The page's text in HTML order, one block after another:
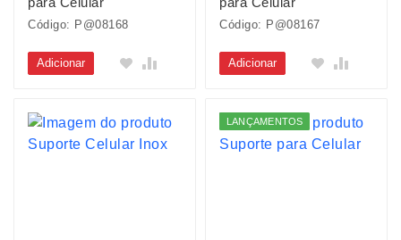
Código: P@08168
Adicionar
Código: P@08167
Adicionar
LANÇAMENTOS